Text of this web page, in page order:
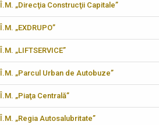
Î.M. „Direcţia Construcţii Capitale”
Î.M. „EXDRUPO”
Î.M. „LIFTSERVICE”
Î.M. „Parcul Urban de Autobuze”
Î.M. „Piaţa Centrală”
Î.M. „Regia Autosalubritate”